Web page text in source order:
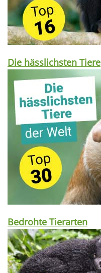
Die hässlichsten Tiere
Bedrohte Tierarten